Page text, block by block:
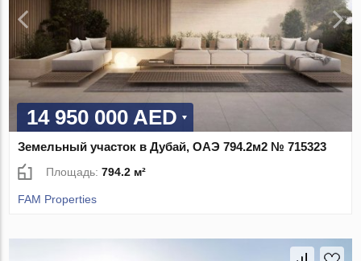
14 950 000 AED
Земельный участок в Дубай, ОАЭ 794.2м2 № 715323
Площадь:794.2 м²
FAM Properties